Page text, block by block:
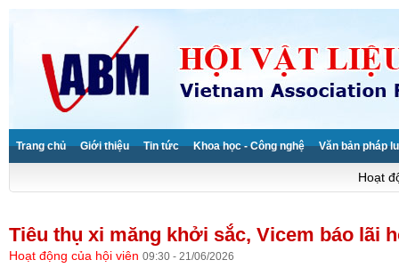
Trang chủ Giới thiệu Tin tức Khoa học - Công nghệ Văn bản pháp
Hoạt
Tiêu thụ xi măng khởi sắc, Vicem báo lãi
Hoạt động của hội viên 09:30 - 21/06/2026